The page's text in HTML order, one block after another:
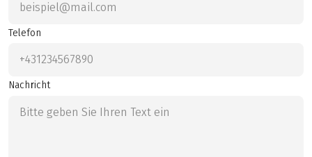
Telefon
Nachricht